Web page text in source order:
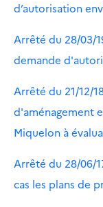
d’autorisation
Arrêté du 28/03/
demande
Arrêté du 21/12/
d'aménagement
Miquelon à
Arrêté du 28/06/
cas les plans de